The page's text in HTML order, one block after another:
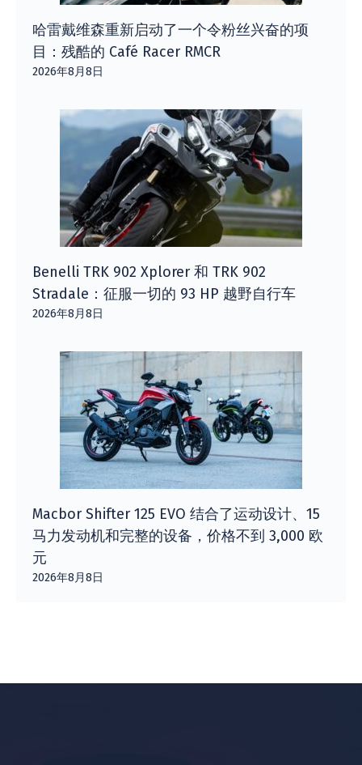
哈雷戴维森重新启动了一个令粉丝兴奋的项
目：残酷的 Café Racer RMCR
2026年8月8日
Benelli TRK 902 Xplorer 和 TRK 902
Stradale：征服一切的 93 HP 越野自行车
2026年8月8日
Macbor Shifter 125 EVO 结合了运动设计、15
马力发动机和完整的设备，价格不到 3,000 欧
元
2026年8月8日